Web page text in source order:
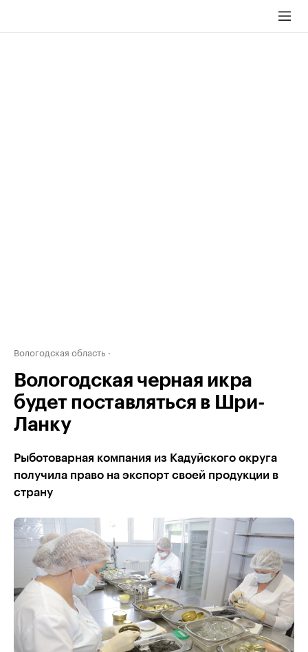
Вологодская область
Вологодская черная икра
будет поставляться в Шри-
Ланку
Рыботоварная компания из Кадуйского округа
получила право на экспорт своей продукции в
страну